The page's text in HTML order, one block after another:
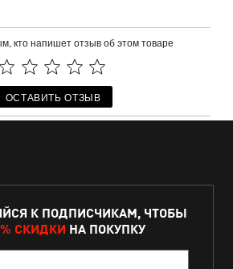
кто напишет отзыв об этом товаре
ОСТАВИТЬ ОТЗЫВ
К ПОДПИСЧИКАМ, ЧТОБЫ
СКИДКИ НА ПОКУПКУ